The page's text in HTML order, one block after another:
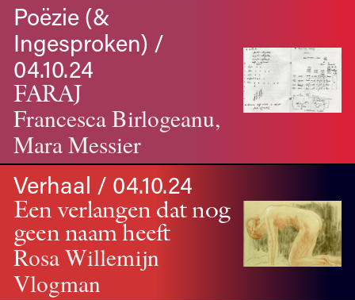
Poëzie (&
Ingesproken) /
04.10.24
FARAJ
Francesca Birlogeanu,
Mara Messier
Verhaal / 04.10.24
Een verlangen dat nog
geen naam heeft
Rosa Willemijn
Vlogman